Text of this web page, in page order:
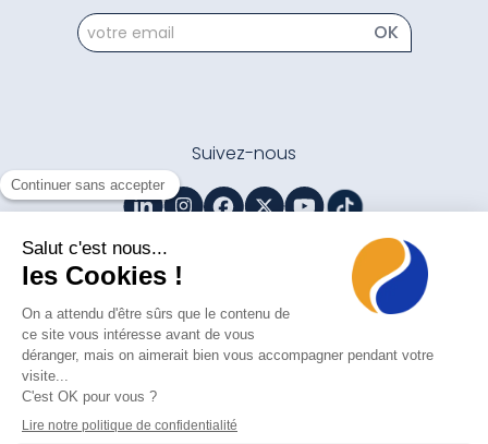
newsletter OK
Suivez-nous
Mentions légalesPolitique de protection des données personnelles
Contactez-nous